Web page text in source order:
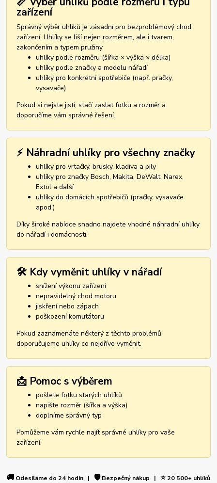
zařízení
Správný výběr uhlíků je zásadní pro bezproblémový chod
zařízení. Uhlíky se liší nejen rozměrem, ale i tvarem,
zakončením a typem pružiny.
uhlíky podle rozměru (šířka × výška × délka)
uhlíky podle značky a modelu nářadí
uhlíky pro konkrétní spotřebiče (např. pračky,
vysavače)
Pokud si nejste jistí, stačí zaslat fotku a rozměr a
doporučíme vám správné řešení.
⚡ Náhradní uhlíky pro všechny značky
uhlíky pro vrtačky, brusky, kladiva a pily
uhlíky pro značky Bosch, Makita, DeWalt, Narex,
Extol a další
uhlíky do domácích spotřebičů (pračky, vysavače
apod.)
Díky široké nabídce snadno najdete vhodné náhradní uhlíky
do nářadí i domácnosti.
🛠️ Kdy vyměnit uhlíky v nářadí
snížení výkonu zařízení
nepravidelný chod motoru
jiskření nebo zápach
poškození komutátoru
Pokud zaznamenáte některý z těchto problémů,
doporučujeme uhlíky co nejdříve vyměnit.
📩 Pomoc s výběrem
pošlete fotku starých uhlíků
napište rozměr (šířka a výška)
doplníme správný typ
Pomůžeme vám rychle najít správné uhlíky pro vaše
zařízení.
🚚 Odesíláme do 24 hodin | 🛡️Bezpečný nákup | ⭐20 500+ uhlíků